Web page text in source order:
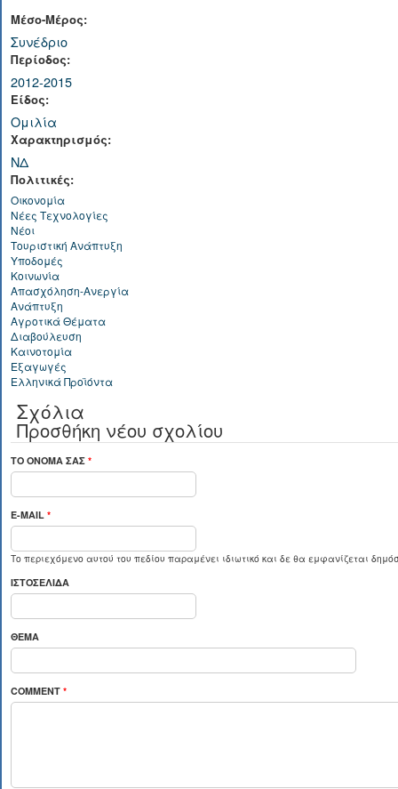
Μέσο-Μέρος:
Συνέδριο
Περίοδος:
2012-2015
Είδος:
Ομιλία
Χαρακτηρισμός:
ΝΔ
Πολιτικές:
Οικονομία
Νέες Τεχνολογίες
Νέοι
Τουριστική Ανάπτυξη
Υποδομές
Κοινωνία
Απασχόληση-Ανεργία
Ανάπτυξη
Αγροτικά Θέματα
Διαβούλευση
Καινοτομία
Εξαγωγές
Ελληνικά Προϊόντα
Σχόλια
Προσθήκη νέου σχολίου
ΤΟ ΌΝΟΜΆ ΣΑΣ *
E-MAIL *
Το περιεχόμενο αυτού του πεδίου παραμένει ιδιωτικό και δε θα εμφανίζεται
ΙΣΤΟΣΕΛΊΔΑ
ΘΈΜΑ
COMMENT *